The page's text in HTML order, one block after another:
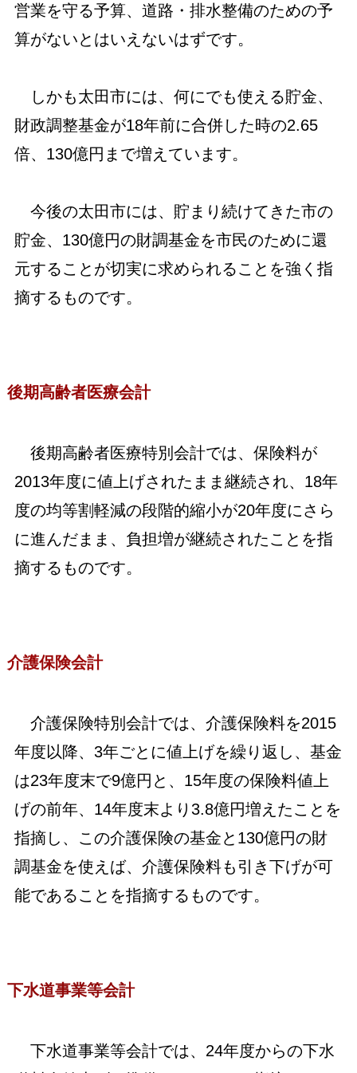
営業を守る予算、道路・排水整備のための予
算がないとはいえないはずです。
しかも太田市には、何にでも使える貯金、
財政調整基金が18年前に合併した時の2.65
倍、130億円まで増えています。
今後の太田市には、貯まり続けてきた市の
貯金、130億円の財調基金を市民のために還
元することが切実に求められることを強く指
摘するものです。
後期高齢者医療会計
後期高齢者医療特別会計では、保険料が
2013年度に値上げされたまま継続され、18年
度の均等割軽減の段階的縮小が20年度にさら
に進んだまま、負担増が継続されたことを指
摘するものです。
介護保険会計
介護保険特別会計では、介護保険料を2015
年度以降、3年ごとに値上げを繰り返し、基金
は23年度末で9億円と、15年度の保険料値上
げの前年、14年度末より3.8億円増えたことを
指摘し、この介護保険の基金と130億円の財
調基金を使えば、介護保険料も引き下げが可
能であることを指摘するものです。
下水道事業等会計
下水道事業等会計では、24年度からの下水